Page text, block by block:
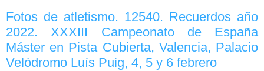
Fotos de atletismo. 12540. Recuerdos año
2022. XXXIII Campeonato de España
Máster en Pista Cubierta, Valencia, Palacio
Velódromo Luís Puig, 4, 5 y 6 febrero